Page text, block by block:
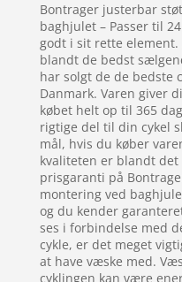
Bontrager justerbar
baghjulet – Passer til
godt i sit rette
blandt de bedst
har solgt de de bedste
Danmark. Varen giver
købet helt op til 365
rigtige del til din cykel
mål, hvis du køber
kvaliteten er blandt det
prisgaranti på
montering ved
og du kender
ses i forbindelse med
cykle, er det meget
at have væske med.
cyklingen kan være